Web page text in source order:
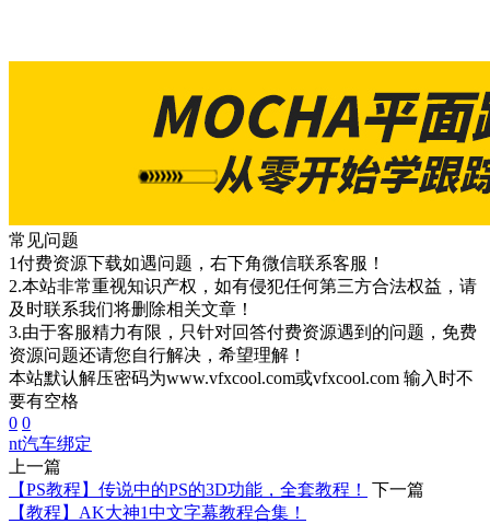
常见问题
1付费资源下载如遇问题，右下角微信联系客服！
2.本站非常重视知识产权，如有侵犯任何第三方合法权益，请
及时联系我们将删除相关文章！
3.由于客服精力有限，只针对回答付费资源遇到的问题，免费
资源问题还请您自行解决，希望理解！
本站默认解压密码为www.vfxcool.com或vfxcool.com 输入时不
要有空格
0 0
nt汽车绑定
上一篇
【PS教程】传说中的PS的3D功能，全套教程！
下一篇
【教程】AK大神1中文字幕教程合集！